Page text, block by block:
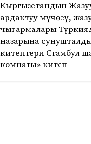
Кыргызстандын
ардактуу мүчөсү,
чыгармалары
назарына
китептери Стамбул
комнаты» китеп